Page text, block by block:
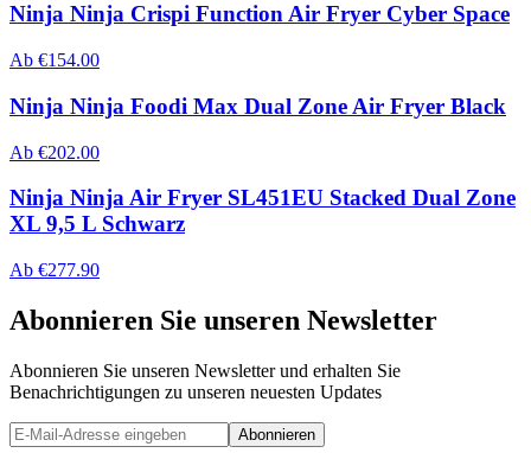
Ninja Ninja Crispi Function Air Fryer Cyber Space
Ab €154.00
Ninja Ninja Foodi Max Dual Zone Air Fryer Black
Ab €202.00
Ninja Ninja Air Fryer SL451EU Stacked Dual Zone
XL 9,5 L Schwarz
Ab €277.90
Abonnieren Sie unseren Newsletter
Abonnieren Sie unseren Newsletter und erhalten Sie
Benachrichtigungen zu unseren neuesten Updates
Abonnieren